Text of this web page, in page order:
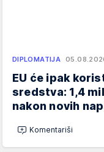
DIPLOMATIJA
EU će ipak
sredstva: 1,4
nakon novih
Komentariši